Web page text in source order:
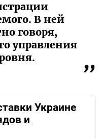
В ней
говоря,
управления
Украине
и